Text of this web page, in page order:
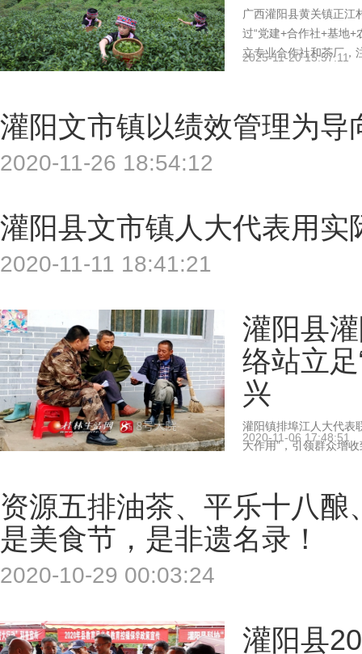
广西灌阳县黄关镇正江
过“党建+合作社+基地
立专业合作社和茶厂，
茶节等活动，促进农
2025-11-20 15:57:11
灌阳文市镇以绩效管理为导
2020-11-26 18:54:12
灌阳县文市镇人大代表用实
2020-11-11 18:41:21
灌阳县
络站立
兴
灌阳镇排埠江人大代表
大作用”，引领群众增
2020-11-06 17:48:51
资源五排油茶、平乐十八
是美食节，是非遗名录！
2020-10-29 00:03:24
灌阳县